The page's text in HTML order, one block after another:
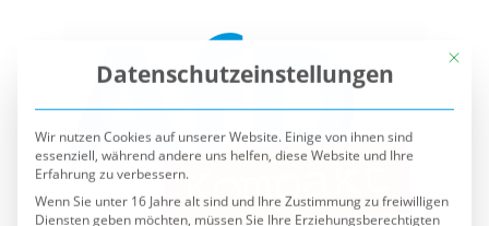
Wir nutzen Cookies auf unserer Website. Einige von ihnen sind
essenziell, während andere uns helfen, diese Website und Ihre
Erfahrung zu verbessern.
Wenn Sie unter 16 Jahre alt sind und Ihre Zustimmung zu freiwilligen
Diensten geben möchten, müssen Sie Ihre Erziehungsberechtigten
um Erlaubnis bitten.